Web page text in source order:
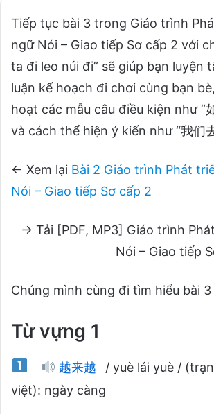
Tiếp tục bài 3 trong Giáo trình
ngữ Nói – Giao tiếp Sơ cấp 2 với
ta đi leo núi đi” sẽ giúp bạn luyện
luận kế hoạch đi chơi cùng bạn
hoạt các mẫu câu điều kiện như
và cách thể hiện ý kiến như “我们
← Xem lại Bài 2 Giáo trình Phát
Nói – Giao tiếp Sơ cấp 2
→ Tải [PDF, MP3] Giáo trình
Nói – Giao tiếp
Chúng mình cùng đi tìm hiểu bài 3
Từ vựng 1
越来越
/ yuè lái yuè /
việt): ngày càng